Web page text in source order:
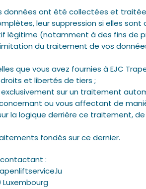
ont été collectées et
leur suppression si elles sont
légitime (notamment à des fins de
du traitement de vos
que vous avez fournies à EJC
et libertés de tiers ;
sur un traitement
ou vous affectant de
la logique derrière ce traitement,
fondés sur ce dernier.
contactant :
Luxembourg